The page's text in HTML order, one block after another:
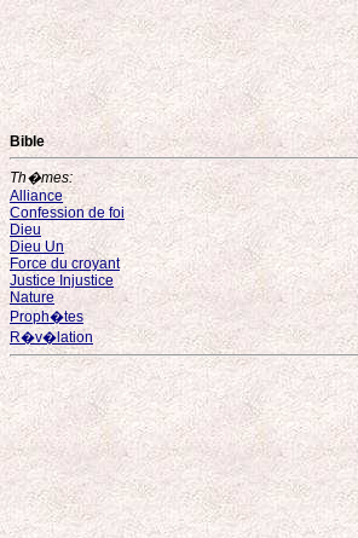
Bible
Th�mes:
Alliance
Confession de foi
Dieu
Dieu Un
Force du croyant
Justice Injustice
Nature
Proph�tes
R�v�lation